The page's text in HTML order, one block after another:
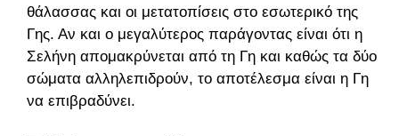
θάλασσας και οι μετατοπίσεις στο εσωτερικό της
Γης. Αν και ο μεγαλύτερος παράγοντας είναι ότι η
Σελήνη απομακρύνεται από τη Γη και καθώς τα δύο
σώματα αλληλεπιδρούν, το αποτέλεσμα είναι η Γη
να επιβραδύνει.